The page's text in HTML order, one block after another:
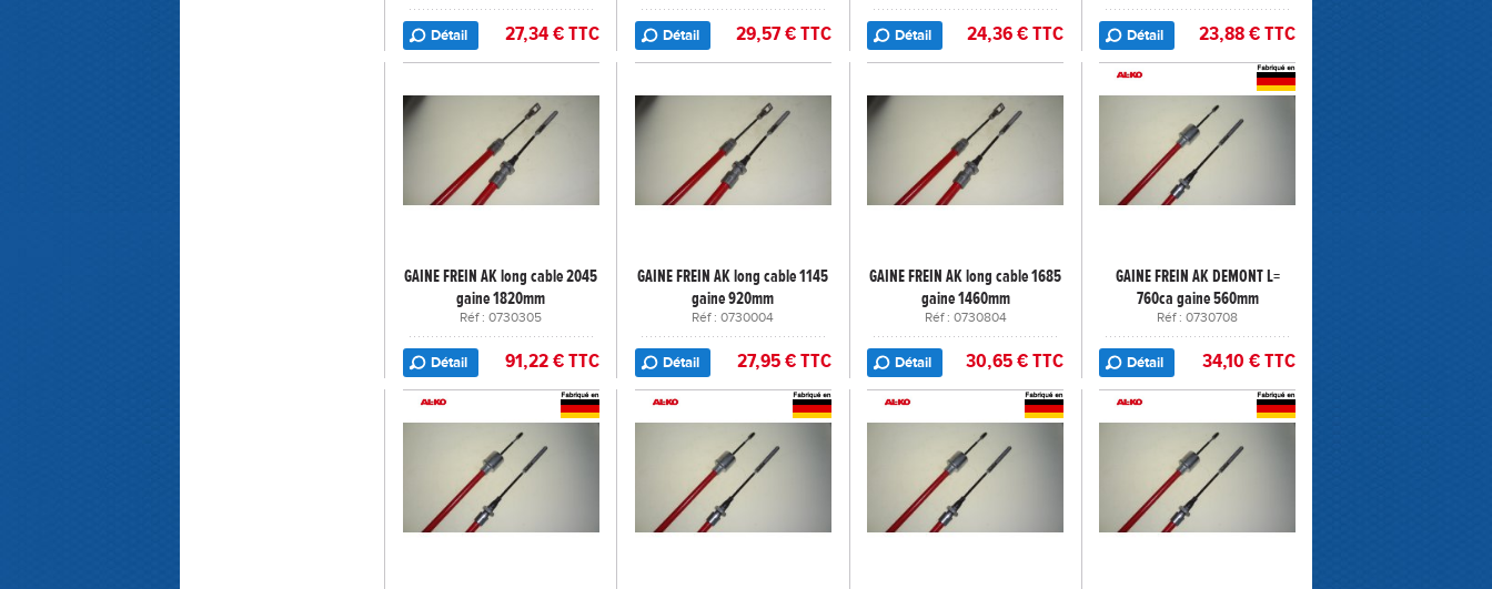
Détail 27,34 € TTC Détail 29,57 € TTC Détail 24,36 € TTC Détail 23,88 € TTC
GAINE FREIN AK long cable 2045
gaine 1820mm
Réf : 0730305
Détail 91,22 € TTC
GAINE FREIN AK long cable 1145
gaine 920mm
Réf : 0730004
Détail 27,95 € TTC
GAINE FREIN AK long cable 1685
gaine 1460mm
Réf : 0730804
Détail 30,65 € TTC
GAINE FREIN AK DEMONT L=
760ca gaine 560mm
Réf : 0730708
Détail 34,10 € TTC